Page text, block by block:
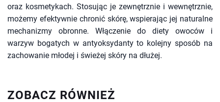
oraz kosmetykach. Stosując je zewnętrznie i wewnętrznie,
możemy efektywnie chronić skórę, wspierając jej naturalne
mechanizmy obronne. Włączenie do diety owoców i
warzyw bogatych w antyoksydanty to kolejny sposób na
zachowanie młodej i świeżej skóry na dłużej.
ZOBACZ RÓWNIEŻ